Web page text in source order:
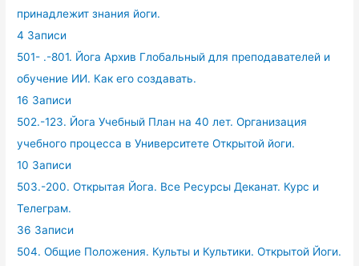
принадлежит знания йоги.
4 Записи
501- .-801. Йога Архив Глобальный для преподавателей и
обучение ИИ. Как его создавать.
16 Записи
502.-123. Йога Учебный План на 40 лет. Организация
учебного процесса в Университете Открытой йоги.
10 Записи
503.-200. Открытая Йога. Все Ресурсы Деканат. Курс и
Телеграм.
36 Записи
504. Общие Положения. Культы и Культики. Открытой Йоги.